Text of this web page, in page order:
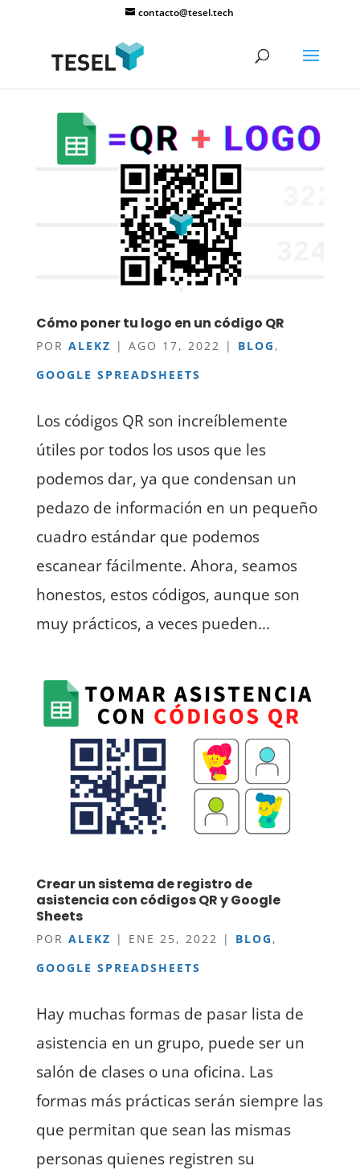
contacto@tesel.tech
Cómo poner tu logo en un código QR
POR ALEKZ | AGO 17, 2022 | BLOG ,
GOOGLE SPREADSHEETS
Los códigos QR son increíblemente
útiles por todos los usos que les
podemos dar, ya que condensan un
pedazo de información en un pequeño
cuadro estándar que podemos
escanear fácilmente. Ahora, seamos
honestos, estos códigos, aunque son
muy prácticos, a veces pueden...
Crear un sistema de registro de
asistencia con códigos QR y Google
Sheets
POR ALEKZ | ENE 25, 2022 | BLOG ,
GOOGLE SPREADSHEETS
Hay muchas formas de pasar lista de
asistencia en un grupo, puede ser un
salón de clases o una oficina. Las
formas más prácticas serán siempre las
que permitan que sean las mismas
personas quienes registren su